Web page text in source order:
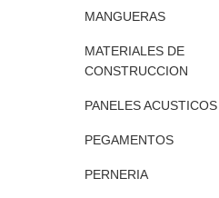
MANGUERAS
MATERIALES DE
CONSTRUCCION
PANELES ACUSTICOS
PEGAMENTOS
PERNERIA